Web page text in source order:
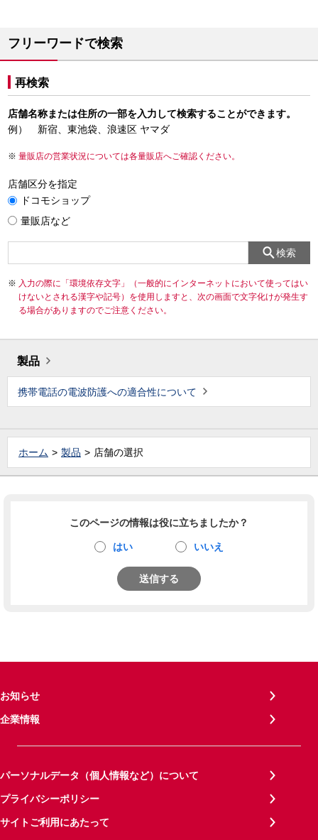
フリーワードで検索
再検索
店舗名称または住所の一部を入力して検索することができます。
例） 新宿、東池袋、浪速区 ヤマダ
量販店の営業状況については各量販店へご確認ください。
店舗区分を指定
ドコモショップ
量販店など
検索
入力の際に「環境依存文字」（一般的にインターネットにおいて使ってはい
けないとされる漢字や記号）を使用しますと、次の画面で文字化けが発生す
る場合がありますのでご注意ください。
製品
携帯電話の電波防護への適合性について
ホーム 製品 店舗の選択
このページの情報は役に立ちましたか？
はい いいえ
送信する
お知らせ
企業情報
パーソナルデータ（個人情報など）について
プライバシーポリシー
サイトご利用にあたって